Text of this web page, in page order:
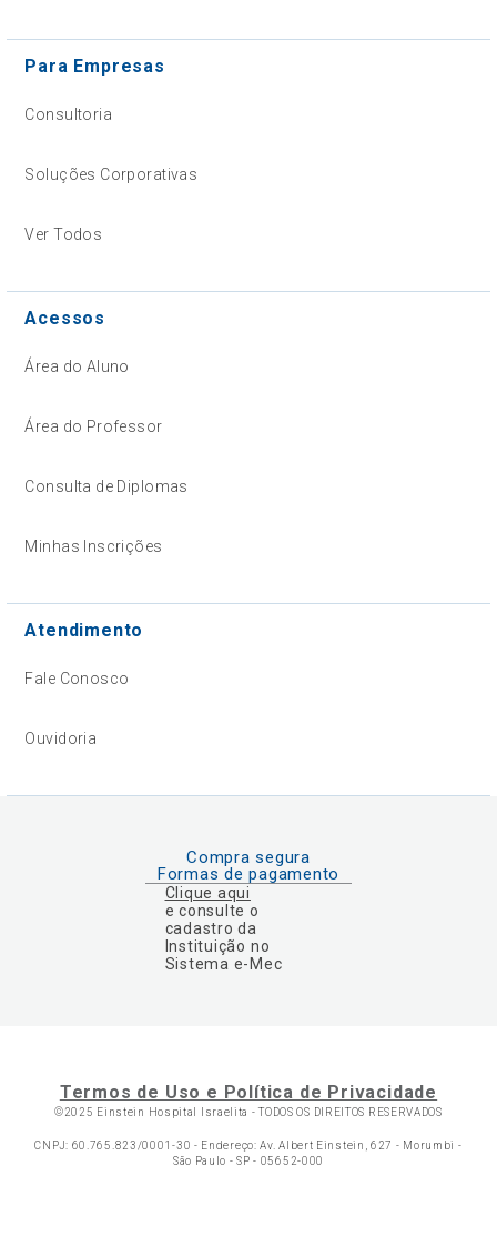
Para Empresas
Consultoria
Soluções Corporativas
Ver Todos
Acessos
Área do Aluno
Área do Professor
Consulta de Diplomas
Minhas Inscrições
Atendimento
Fale Conosco
Ouvidoria
Compra segura
Formas de pagamento
Clique aqui
e consulte o
cadastro da
Instituição no
Sistema e-Mec
Termos de Uso e Política de Privacidade
©2025 Einstein Hospital Israelita -TODOS OS DIREITOS RESERVADOS
CNPJ: 60.765.823/0001-30 - Endereço: Av. Albert Einstein, 627 - Morumbi -
São Paulo - SP - 05652-000